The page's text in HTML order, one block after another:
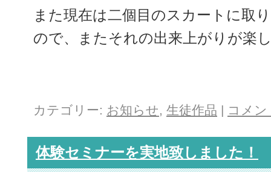
また現在は二個目のスカートに取
ので、またそれの出来上がりが楽
カテゴリー: お知らせ, 生徒作品 | コメ
体験セミナーを実地致しました！